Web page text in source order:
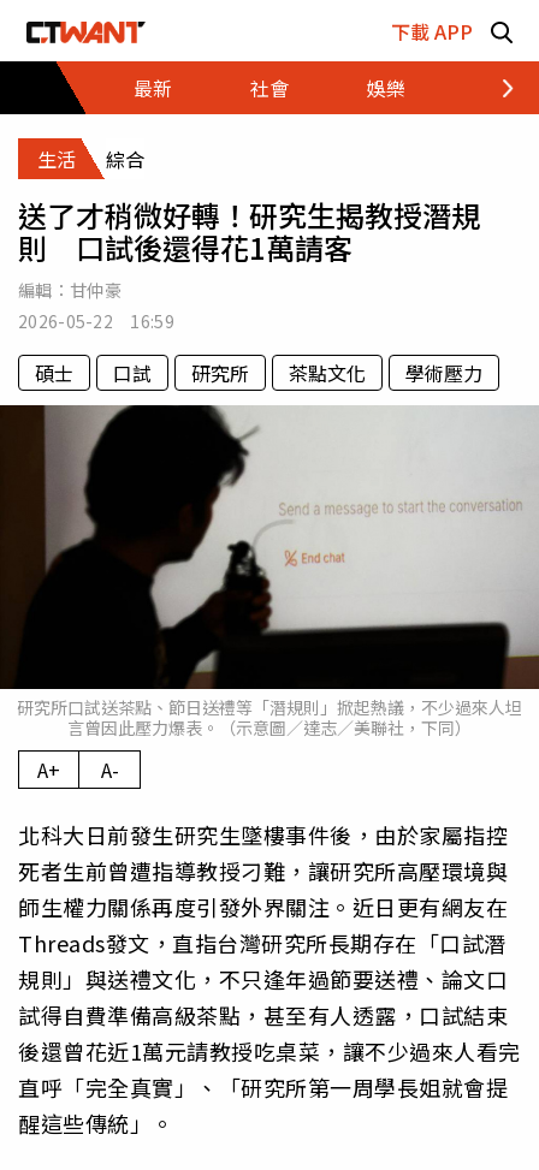
下載 APP
最新
社會 娛樂 財經
生活 綜合
送了才稍微好轉！研究生揭教授潛規
則 口試後還得花1萬請客
編輯： 甘仲豪
2026-05-22 16:59
碩士 口試 研究所 茶點文化 學術壓力
研究所口試送茶點、節日送禮等「潛規則」掀起熱議，不少過來人坦
言曾因此壓力爆表。（示意圖／達志／美聯社，下同）
A+ A-
北科大日前發生研究生墜樓事件後，由於家屬指控
死者生前曾遭指導教授刁難，讓研究所高壓環境與
師生權力關係再度引發外界關注。近日更有網友在
Threads發文，直指台灣研究所長期存在「口試潛
規則」與送禮文化，不只逢年過節要送禮、論文口
試得自費準備高級茶點，甚至有人透露，口試結束
後還曾花近1萬元請教授吃桌菜，讓不少過來人看完
直呼「完全真實」、「研究所第一周學長姐就會提
醒這些傳統」。